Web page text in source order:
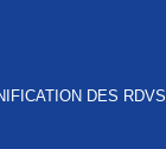
DES RDVS